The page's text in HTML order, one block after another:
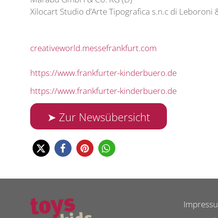
Xilocart Studio d’Arte Tipografica s.n.c di Leboroni
creativeworld.messefrankfurt.com
https://www.frankfurter-kinderbuero.de
https://www.frankfurter-kinderbuero.de
➤ Zur Newsübersicht